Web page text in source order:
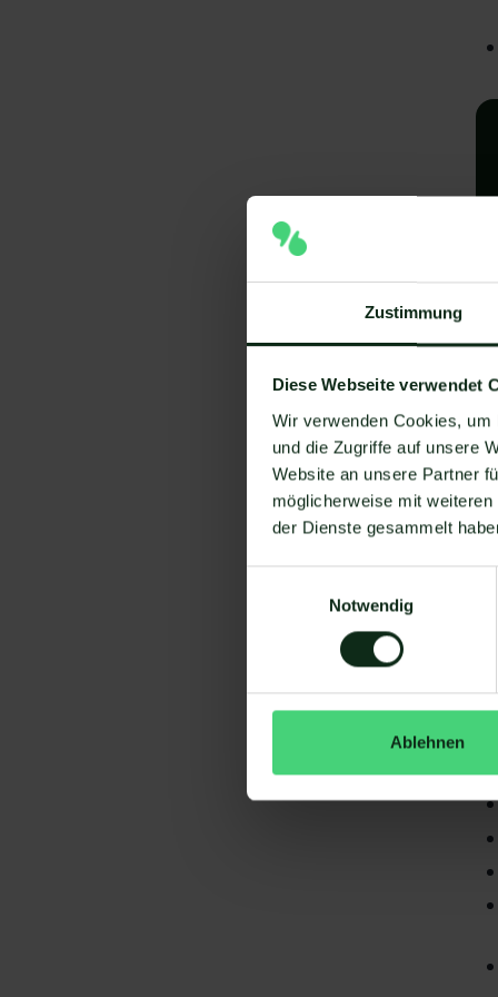
Zustimmung
Diese Webseite verwendet
Wir verwenden Cookies,
und die Zugriffe auf unsere
Website an unsere Partner
möglicherweise mit
der Dienste gesammelt
Notwendig
Ablehnen